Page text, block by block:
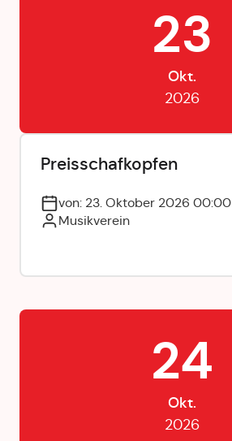
23
Okt.
2026
Preisschafkopfen
von: 23. Oktober 2026 00:00
Musikverein
24
Okt.
2026